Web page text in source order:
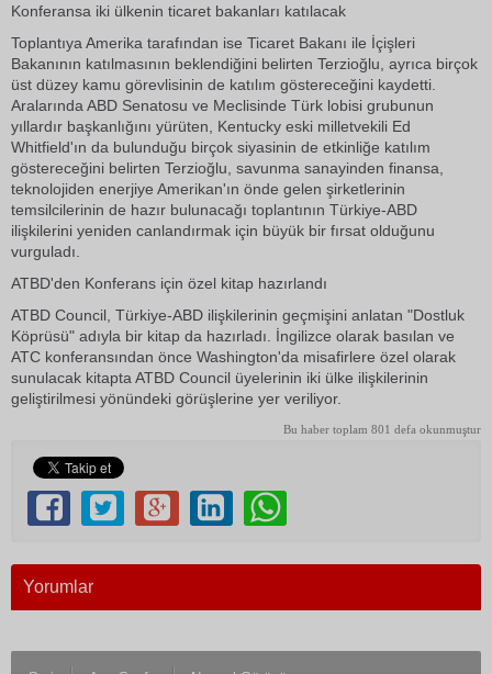
Konferansa iki ülkenin ticaret bakanları katılacak
Toplantıya Amerika tarafından ise Ticaret Bakanı ile İçişleri
Bakanının katılmasının beklendiğini belirten Terzioğlu, ayrıca birçok
üst düzey kamu görevlisinin de katılım göstereceğini kaydetti.
Aralarında ABD Senatosu ve Meclisinde Türk lobisi grubunun
yıllardır başkanlığını yürüten, Kentucky eski milletvekili Ed
Whitfield'ın da bulunduğu birçok siyasinin de etkinliğe katılım
göstereceğini belirten Terzioğlu, savunma sanayinden finansa,
teknolojiden enerjiye Amerikan'ın önde gelen şirketlerinin
temsilcilerinin de hazır bulunacağı toplantının Türkiye-ABD
ilişkilerini yeniden canlandırmak için büyük bir fırsat olduğunu
vurguladı.
ATBD'den Konferans için özel kitap hazırlandı
ATBD Council, Türkiye-ABD ilişkilerinin geçmişini anlatan "Dostluk
Köprüsü" adıyla bir kitap da hazırladı. İngilizce olarak basılan ve
ATC konferansından önce Washington'da misafirlere özel olarak
sunulacak kitapta ATBD Council üyelerinin iki ülke ilişkilerinin
geliştirilmesi yönündeki görüşlerine yer veriliyor.
Bu haber toplam 801 defa okunmuştur
Yorumlar